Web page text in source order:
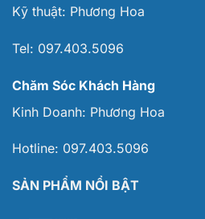
Kỹ thuật: Phương Hoa
Tel: 097.403.5096
Chăm Sóc Khách Hàng
Kinh Doanh: Phương Hoa
Hotline: 097.403.5096
SẢN PHẨM NỔI BẬT